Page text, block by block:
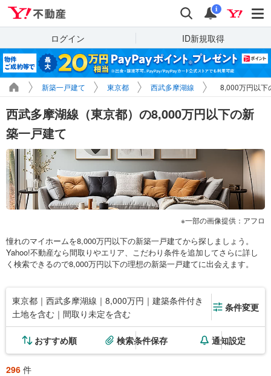
検索 通知
i
ログイン ID新規取得
新築一戸建て 東京都 西武多摩湖線 8,000万円以下
西武多摩湖線（東京都）の8,000万円以下の新
築一戸建て
一部の画像提供：アフロ
憧れのマイホームを8,000万円以下の新築一戸建てから探しましょう。
Yahoo!不動産なら間取りやエリア、こだわり条件を追加してさらに詳し
く検索できるので8,000万円以下の理想の新築一戸建てに出会えます。
東京都｜西武多摩湖線｜8,000万円｜建築条件付き
土地を含む｜間取り未定を含む
条件変更
おすすめ順 検索条件保存 通知設定
296 件